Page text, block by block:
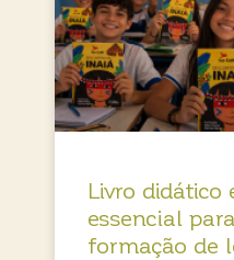
Livro
essencial
formação de